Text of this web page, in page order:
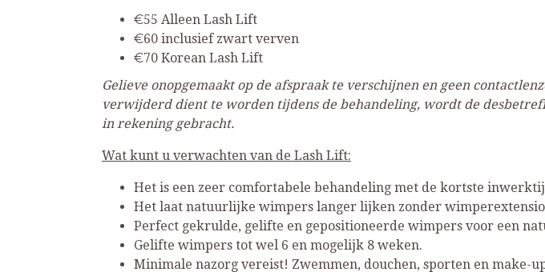
€55 Alleen Lash Lift
€60 inclusief zwart verven
€70 Korean Lash Lift
Gelieve onopgemaakt op de afspraak te verschijnen en geen
verwijderd dient te worden tijdens de behandeling, wordt de
in rekening gebracht.
Wat kunt u verwachten van de Lash Lift:
Het is een zeer comfortabele behandeling met de kortste
Het laat natuurlijke wimpers langer lijken zonder
Perfect gekrulde, gelifte en gepositioneerde wimpers voor een
Gelifte wimpers tot wel 6 en mogelijk 8 weken.
Minimale nazorg vereist! Zwemmen, douchen, sporten en make-